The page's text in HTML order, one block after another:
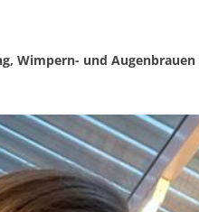
Wimpern- und